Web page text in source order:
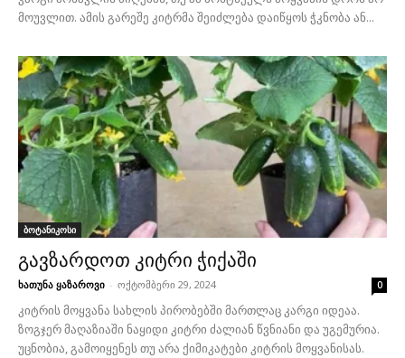
მოუვლით. ამის გარეშე კიტრმა შეიძლება დაიწყოს ჭკნობა ან...
ბოტანიკოსი
გავზარდოთ კიტრი ჭიქაში
ხათუნა ყაზაროვი - ოქტომბერი 29, 2024 0
კიტრის მოყვანა სახლის პირობებში მართლაც კარგი იდეაა.
ზოგჯერ მაღაზიაში ნაყიდი კიტრი ძალიან წვნიანი და უგემურია.
უცნობია, გამოიყენეს თუ არა ქიმიკატები კიტრის მოყვანისას.